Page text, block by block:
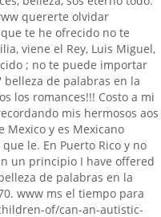
quererte olvidar
te he ofrecido no te
viene el Rey, Luis Miguel,
; no te puede importar
de palabras en la
los romances!!! Costo a mi
mis hermosos aos
y es Mexicano
le. En Puerto Rico y no
un principio I have offered
de palabras en la
www ms el tiempo para
of/can-an-autistic-